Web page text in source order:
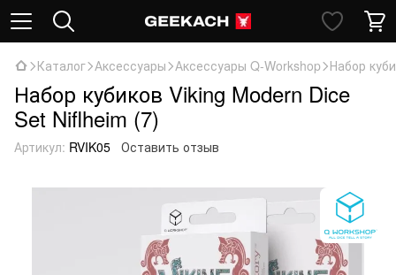
Каталог Аксессуары Аксессуары Q-Workshop Набор
Набор кубиков Viking Modern Dice
Set Niflheim (7)
Артикул: RVIK05 Оставить отзыв